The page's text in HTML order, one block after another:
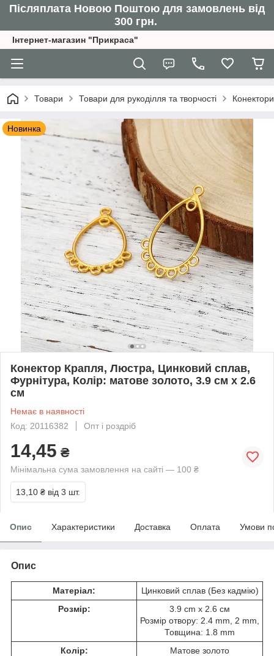
Післяплата Новою Поштою для замовлень від
300 грн.
Інтернет-магазин "Прикраса"
Товари Товари для рукоділля та творчості Конектори
Новинка
Конектор Крапля, Люстра, Цинковий сплав,
Фурнітура, Колір: матове золото, 3.9 см x 2.6
см
Немає в наявності
Код: 20116382
Опт і роздріб
14,45 ₴
Мінімальна сума замовлення на сайті — 100 ₴
13,10 ₴ від 3 шт.
Опис Характеристики Доставка Оплата Умови
Опис
Матеріал:
Цинковий сплав (Без кадмію)
Розмір:
3.9 cm x 2.6 см
Розмір отвору: 2.4 mm, 2 mm,
Товщина: 1.8 mm
Колір:
Матове золото